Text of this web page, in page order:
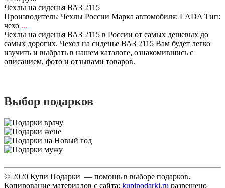
Чехлы на сиденья ВАЗ 2115
Производитель: Чехлы России Марка автомобиля: LADA Тип:
чехо ...
Чехлы на сиденья ВАЗ 2115 в России от самых дешевых до
самых дорогих. Чехол на сиденье ВАЗ 2115 Вам будет легко
изучить и выбрать в нашем каталоге, ознакомившись с
описанием, фото и отзывами товаров.
Выбор подарков
© 2020 Купи Подарки — помощь в выборе подарков.
Копирование материалов с сайта: kupipodarki.ru разрешено